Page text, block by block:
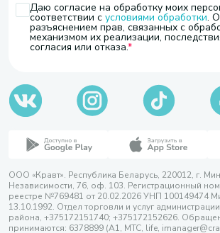
Даю согласие на обработку моих
соответствии с условиями обработки.
разъяснением прав, связанных с
механизмом их реализации,
согласия или отказа.
ООО «Кравт». Республика Беларусь, 220012, г.
Независимости, 76, оф. 103. Регистрационный
реестре №769481 от 20.02.2026 УНП 100149474
13.10.1992. Отдел торговли и услуг
района, +375172151740; +375172152626.
принимаются: 6378899 (А1, МТС, life,